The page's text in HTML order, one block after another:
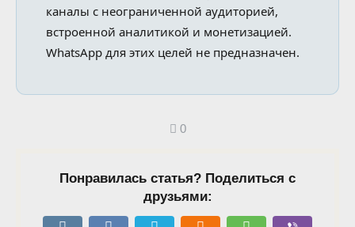
каналы с неограниченной аудиторией,
встроенной аналитикой и монетизацией.
WhatsApp для этих целей не предназначен.
0
Понравилась статья? Поделиться с
друзьями: